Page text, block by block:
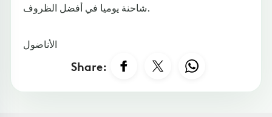
شاحنة يوميا في أفضل الظروف.
الأناضول
Share: